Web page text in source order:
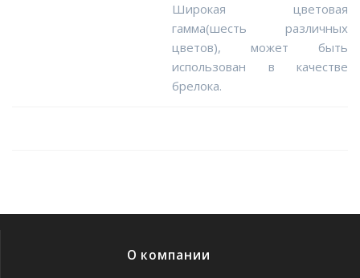
Широкая цветовая
гамма(шесть различных
цветов), может быть
использован в качестве
брелока.
О компании